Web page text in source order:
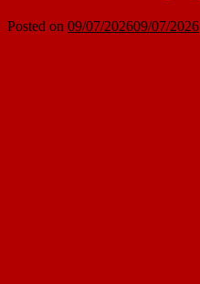
Posted on 09/07/202609/07/2026